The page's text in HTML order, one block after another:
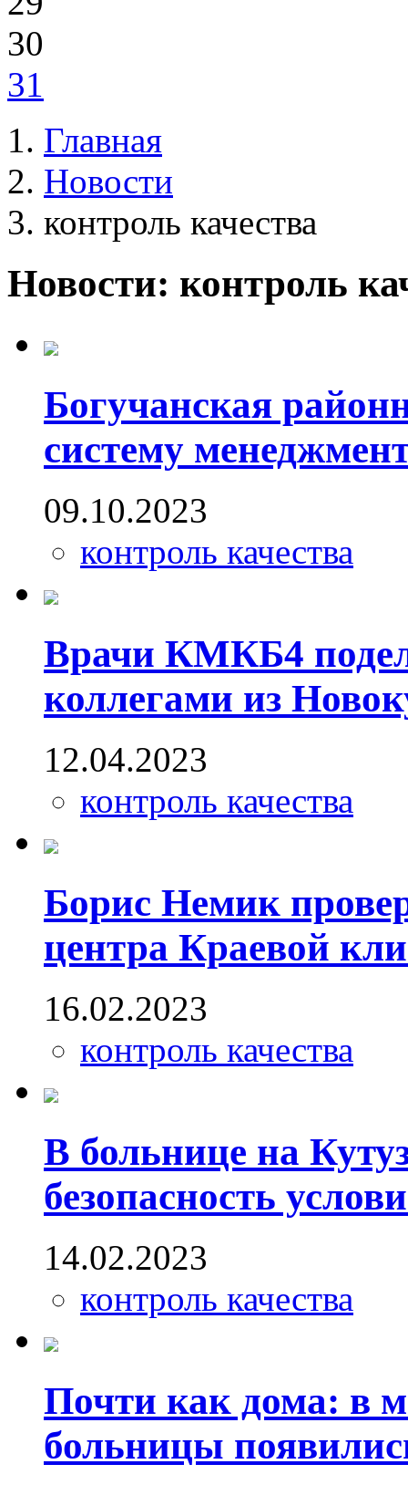
30
31
Главная
Новости
контроль качества
Новости: контроль
Богучанская
систему
09.10.2023
контроль качества
Врачи КМКБ4
коллегами из
12.04.2023
контроль качества
Борис Немик
центра Краевой
16.02.2023
контроль качества
В больнице на
безопасность
14.02.2023
контроль качества
Почти как дома: в
больницы